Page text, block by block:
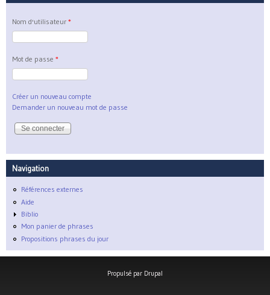
Nom d'utilisateur *
Mot de passe *
Créer un nouveau compte
Demander un nouveau mot de passe
Navigation
Références externes
Aide
Biblio
Mon panier de phrases
Propositions phrases du jour
Propulsé par Drupal